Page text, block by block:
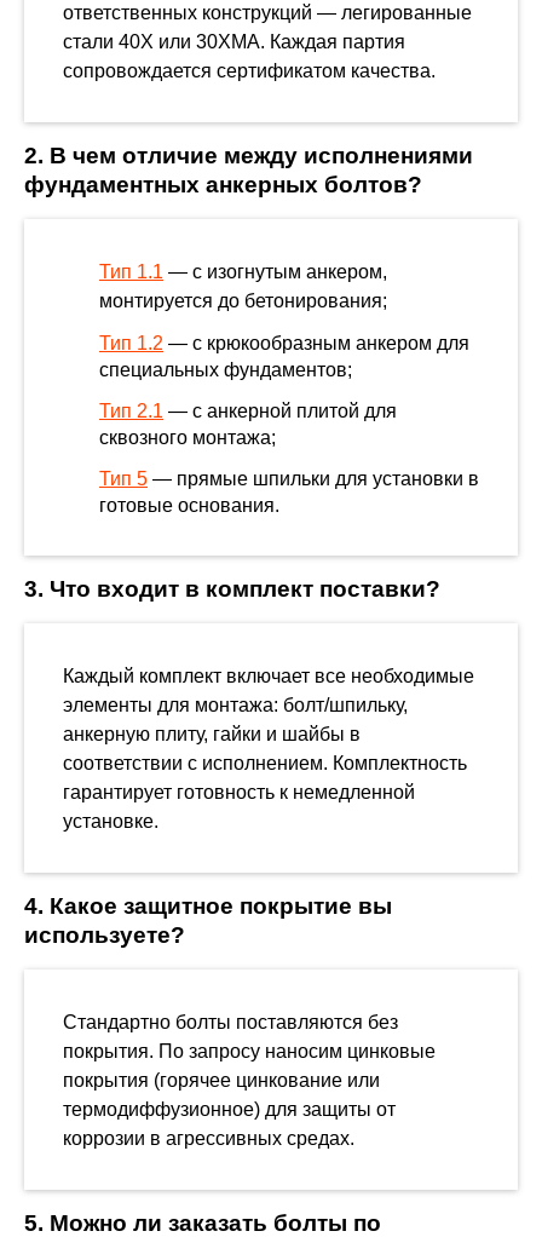
ответственных конструкций — легированные
стали 40Х или 30ХМА. Каждая партия
сопровождается сертификатом качества.
2. В чем отличие между исполнениями
фундаментных анкерных болтов?
Тип 1.1 — с изогнутым анкером,
монтируется до бетонирования;
Тип 1.2 — с крюкообразным анкером для
специальных фундаментов;
Тип 2.1 — с анкерной плитой для
сквозного монтажа;
Тип 5 — прямые шпильки для установки в
готовые основания.
3. Что входит в комплект поставки?
Каждый комплект включает все необходимые
элементы для монтажа: болт/шпильку,
анкерную плиту, гайки и шайбы в
соответствии с исполнением. Комплектность
гарантирует готовность к немедленной
установке.
4. Какое защитное покрытие вы
используете?
Стандартно болты поставляются без
покрытия. По запросу наносим цинковые
покрытия (горячее цинкование или
термодиффузионное) для защиты от
коррозии в агрессивных средах.
5. Можно ли заказать болты по